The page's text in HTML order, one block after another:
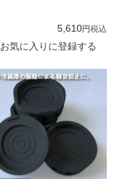
5,610 税込
お気に入りに登録する